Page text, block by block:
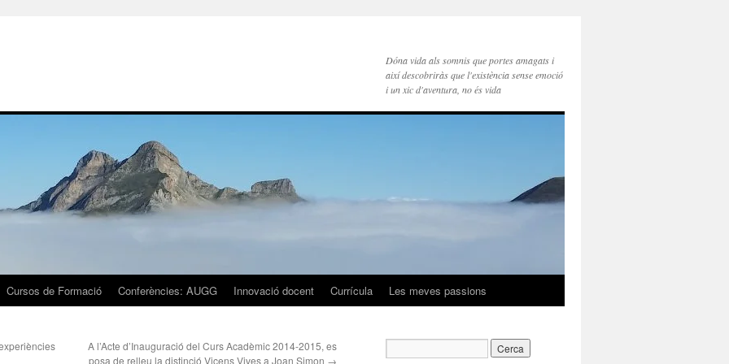
Dóna vida als somnis que portes amagats i
així descobriràs que l'existència sense emoció
i un xic d'aventura, no és vida
Cursos de Formació Conferències: AUGG Innovació docent Currícula Les meves passions
A l’Acte d’Inauguració del Curs Acadèmic 2014-2015, es
posa de relleu la distinció Vicens Vives a Joan Simon →